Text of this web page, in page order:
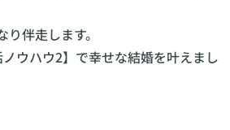
伴走します。
ノウハウ2】で幸せな結婚を叶えまし